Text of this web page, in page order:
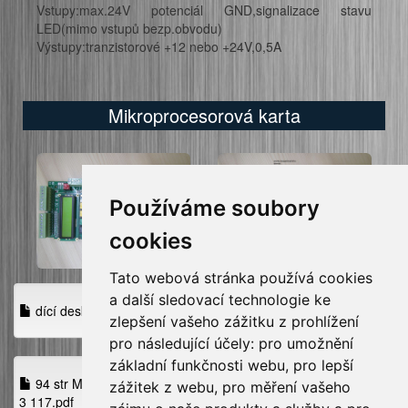
Používáme soubory
cookies
Tato webová stránka používá cookies
a další sledovací technologie ke
zlepšení vašeho zážitku z prohlížení
pro následující účely: pro umožnění
základní funkčnosti webu, pro lepší
zážitek z webu, pro měření vašeho
Vstupy:max.24V potenciál GND,signalizace stavu
LED(mimo vstupů bezp.obvodu)
Výstupy:tranzistorové +12 nebo +24V,0,5A
Mikroprocesorová karta
dící deska.jpg
94 str MANUÁL_MIKROPROCESOROVÉ_KARTY_SIRIA_ 4
3 117.pdf